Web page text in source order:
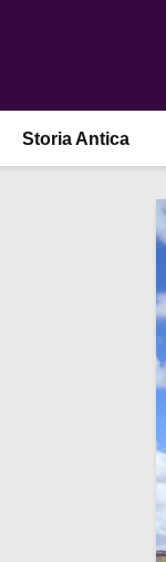
Storia Antica